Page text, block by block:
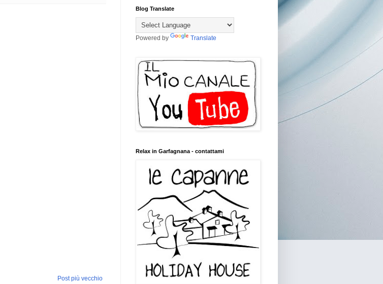
Post più vecchio
Blog Translate
Powered by Translate
Relax in Garfagnana - contattami